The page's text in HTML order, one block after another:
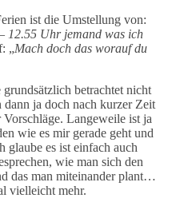
ist die Umstellung von:
12.55 Uhr jemand was ich
„Mach doch das worauf du
betrachtet nicht
dann ja doch nach kurzer Zeit
Langeweile ist ja
wie es mir gerade geht und
glaube es ist einfach auch
wie man sich den
das man miteinander plant…
vielleicht mehr.